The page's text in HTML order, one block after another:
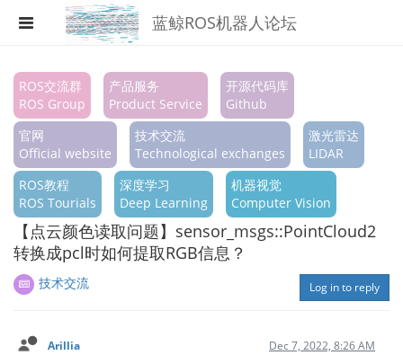
蓝鲸ROS机器人论坛
Register
Login
Search
Categories
Tags
Popular
ROS交流群
ROS Group
产品服务
Product Service
开源代码库
Github
官网
Official website
技术交流
Technological exchanges
激光雷达
LIDAR
ROS教程
ROS Tourials
深度学习
Deep Learning
机器视觉
Computer Vision
【点云颜色读取问题】sensor_msgs::PointCloud2
转换成pcl时如何提取RGB信息？
技术交流 Log in to reply
Arillia Dec 7, 2022, 8:26 AM